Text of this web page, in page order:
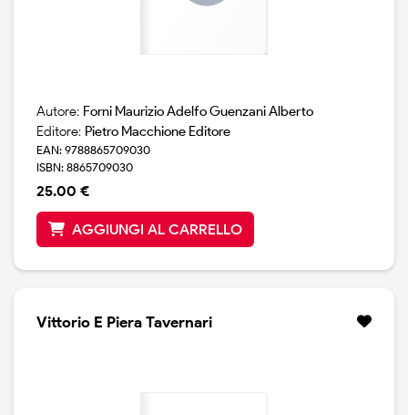
Autore: Forni Maurizio Adelfo Guenzani Alberto
Editore: Pietro Macchione Editore
EAN: 9788865709030
ISBN: 8865709030
25.00 €
AGGIUNGI AL CARRELLO
Vittorio E Piera Tavernari